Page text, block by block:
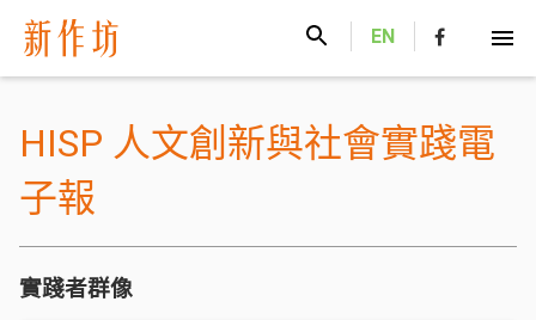
EN
HISP 人文創新與社會實踐電
子報
實踐者群像